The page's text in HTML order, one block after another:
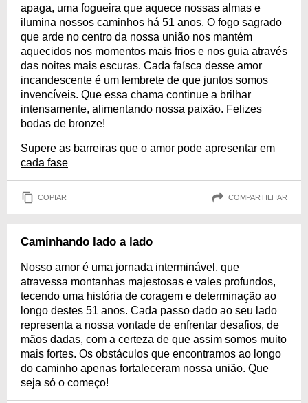
apaga, uma fogueira que aquece nossas almas e
ilumina nossos caminhos há 51 anos. O fogo sagrado
que arde no centro da nossa união nos mantém
aquecidos nos momentos mais frios e nos guia através
das noites mais escuras. Cada faísca desse amor
incandescente é um lembrete de que juntos somos
invencíveis. Que essa chama continue a brilhar
intensamente, alimentando nossa paixão. Felizes
bodas de bronze!
Supere as barreiras que o amor pode apresentar em
cada fase
COPIAR COMPARTILHAR
Caminhando lado a lado
Nosso amor é uma jornada interminável, que
atravessa montanhas majestosas e vales profundos,
tecendo uma história de coragem e determinação ao
longo destes 51 anos. Cada passo dado ao seu lado
representa a nossa vontade de enfrentar desafios, de
mãos dadas, com a certeza de que assim somos muito
mais fortes. Os obstáculos que encontramos ao longo
do caminho apenas fortaleceram nossa união. Que
seja só o começo!